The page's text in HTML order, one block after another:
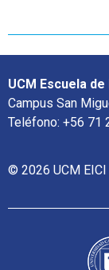
UCM Escuela
Campus San
Teléfono: +56 71
© 2026 UCM